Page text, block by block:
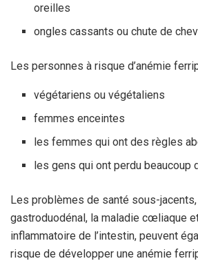
oreilles
ongles cassants ou chute de
Les personnes à risque d’anémie
végétariens ou végétaliens
femmes enceintes
les femmes qui ont des règles
les gens qui ont perdu beaucoup
Les problèmes de santé sous-jacents,
gastroduodénal, la maladie cœliaque
inflammatoire de l’intestin, peuvent
risque de développer une anémie